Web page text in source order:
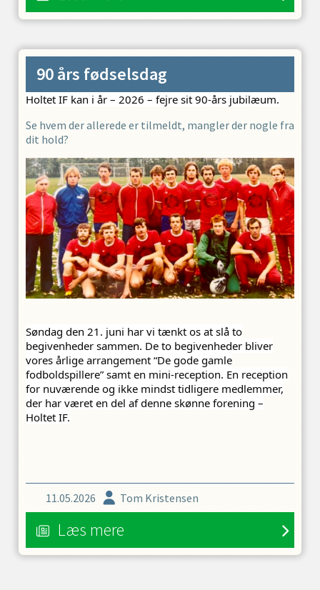
90 års fødselsdag
Holtet IF kan i år – 2026 – fejre sit 90-års jubilæum.
Se hvem der allerede er tilmeldt, mangler der nogle fra
dit hold?
Søndag den 21. juni har vi tænkt os at slå to
begivenheder sammen. De to begivenheder bliver
vores årlige arrangement “De gode gamle
fodboldspillere” samt en mini-reception. En reception
for nuværende og ikke mindst tidligere medlemmer,
der har været en del af denne skønne forening –
Holtet IF.
11.05.2026 Tom Kristensen
Læs mere